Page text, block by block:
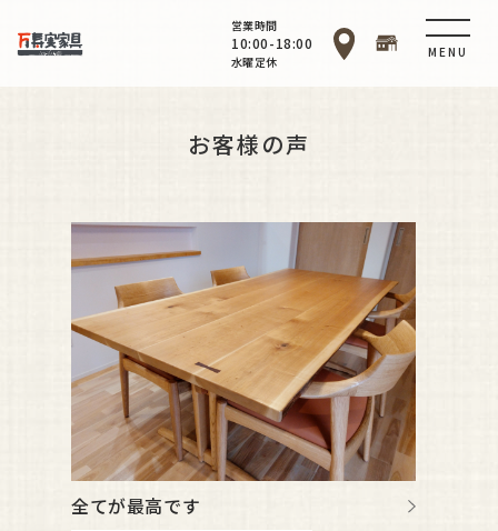
営業時間
10:00-18:00
水曜定休
MENU
お客様の声
全てが最高です